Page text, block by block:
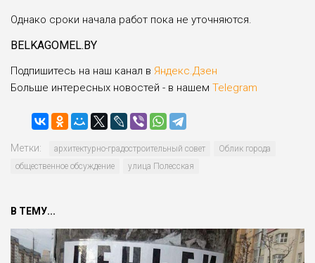
Однако сроки начала работ пока не уточняются.
BELKAGOMEL.BY
Подпишитесь на наш канал в Яндекс.Дзен
Больше интересных новостей - в нашем Telegram
Метки: архитектурно-градостроительный совет
Облик города
общественное обсуждение
улица Полесская
В ТЕМУ...